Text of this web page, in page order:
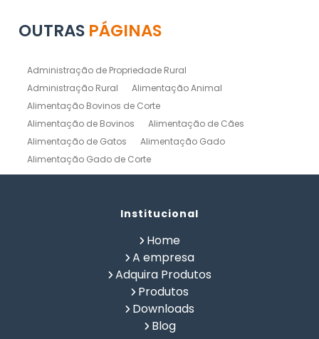
OUTRAS PÁGINAS
Administração de Propriedade Rural
Administração Rural
Alimentação Animal
Alimentação Bovinos de Corte
Alimentação de Bovinos
Alimentação de Cães
Alimentação de Gatos
Alimentação Gado
Alimentação Gado de Corte
Alimentação Gado de Leite
Alimentação Natural Cães
Alimentação Natural Pets
Alimentação Pet
Calculo de Ração para Bovinos
Como Fazer Ração para Gado de Corte
Como Fazer Ração para Gado de Leite
Composição Química de Alimentos
Controle de Fazenda
Institucional
Home
A empresa
Adquira Produtos
Produtos
Downloads
Blog